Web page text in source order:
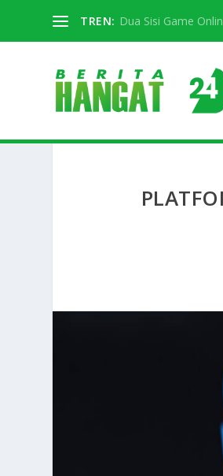
TREN: Dua Sisi Game